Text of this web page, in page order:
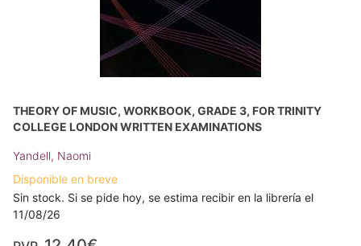
THEORY OF MUSIC, WORKBOOK, GRADE 3, FOR TRINITY
COLLEGE LONDON WRITTEN EXAMINATIONS
Yandell, Naomi
Disponible en breve
Sin stock. Si se pide hoy, se estima recibir en la librería el
11/08/26